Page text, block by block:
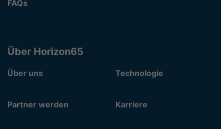
FAQs
Über Horizon65
Über uns Technologie
Partner werden Karriere